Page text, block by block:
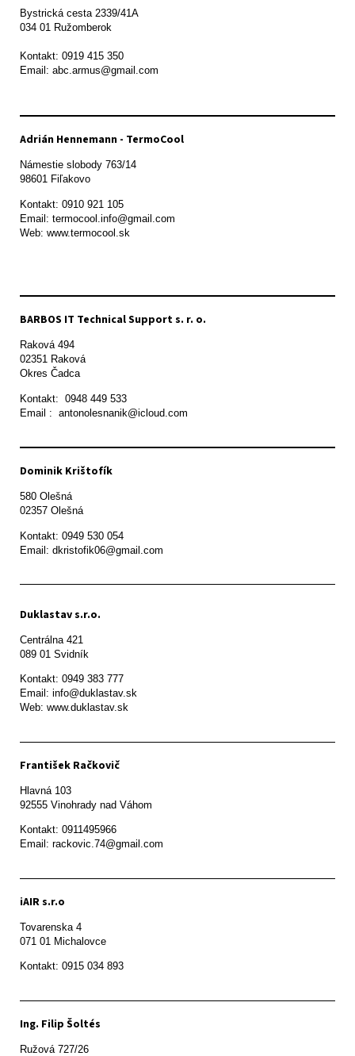
Bystrická cesta 2339/41A
034 01 Ružomberok
Kontakt: 0919 415 350
Adrián Hennemann - TermoCool
Námestie slobody 763/14
98601 Fiľakovo
Kontakt: 0910 921 105
Email: termocool.info@gmail.com
Web: www.termocool.sk
BARBOS IT Technical Support s. r. o.
Raková 494
02351 Raková
Okres Čadca
Kontakt:  0948 449 533
Email :  antonolesnanik@icloud.com
Dominik Krištofík
580 Olešná
Kontakt: 0949 530 054
Email: dkristofik06@gmail.com
Duklastav s.r.o.
Centrálna 421
089 01 Svidník
Kontakt: 0949 383 777
Email: info@duklastav.sk
Web: www.duklastav.sk
František Račkovič
Hlavná 103
92555 Vinohrady nad Váhom
Kontakt: 0911495966
Email: rackovic.74@gmail.com
iAIR s.r.o
Tovarenska 4
071 01 Michalovce
Ing. Filip Šoltés
Ružová 727/26